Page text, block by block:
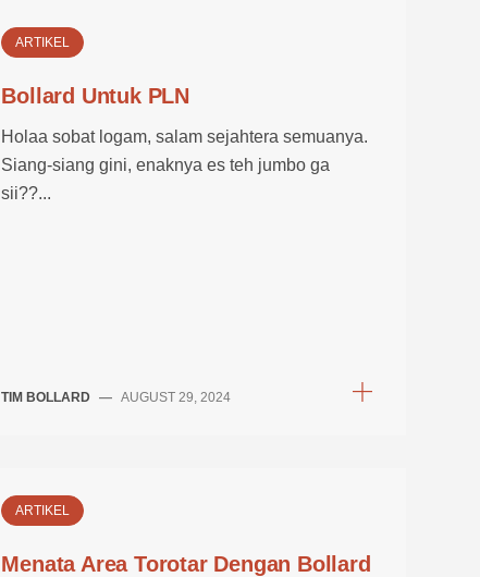
ARTIKEL
Bollard Untuk PLN
Holaa sobat logam, salam sejahtera semuanya.
Siang-siang gini, enaknya es teh jumbo ga
sii??...
TIM BOLLARD — AUGUST 29, 2024
ARTIKEL
Menata Area Torotar Dengan Bollard